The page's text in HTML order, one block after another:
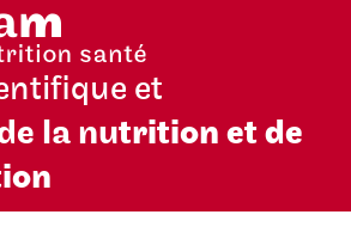
et
la nutrition et de